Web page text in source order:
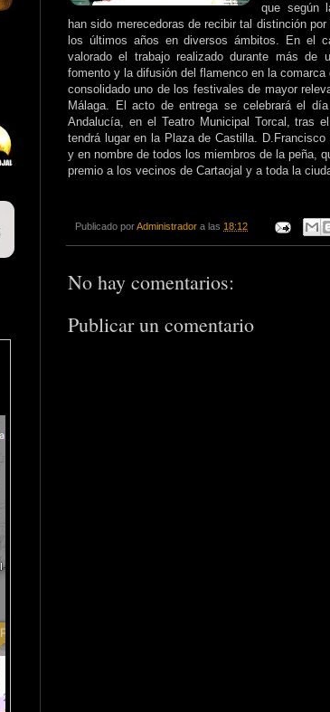
que según
han sido merecedoras de recibir tal distinción
los últimos años en diversos ámbitos. En el
valorado el trabajo realizado durante más de
fomento y la difusión del flamenco en la comarca
consolidado uno de los festivales de mayor
Málaga. El acto de entrega se celebrará el
Andalucía, en el Teatro Municipal Torcal, tras
tendrá lugar en la Plaza de Castilla.
y en nombre de todos los miembros de la peña,
premio a los vecinos de Cartaojal y a toda la
Publicado porAdministrador a las 18:12
No hay comentarios:
Publicar un comentario